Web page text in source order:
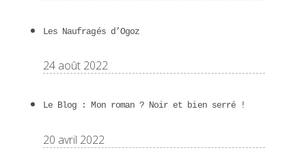
Les Naufragés d’Ogoz
24 août 2022
Le Blog : Mon roman ? Noir et bien serré !
20 avril 2022